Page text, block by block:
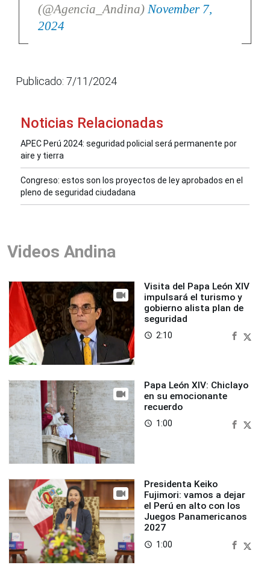
(@Agencia_Andina) November 7,
2024
Publicado: 7/11/2024
Noticias Relacionadas
APEC Perú 2024: seguridad policial será permanente por
aire y tierra
Congreso: estos son los proyectos de ley aprobados en el
pleno de seguridad ciudadana
Videos Andina
Visita del Papa León XIV
impulsará el turismo y
gobierno alista plan de
seguridad
access_time 2:10
Papa León XIV: Chiclayo
en su emocionante
recuerdo
access_time 1:00
Presidenta Keiko
Fujimori: vamos a dejar
el Perú en alto con los
Juegos Panamericanos
2027
access_time 1:00